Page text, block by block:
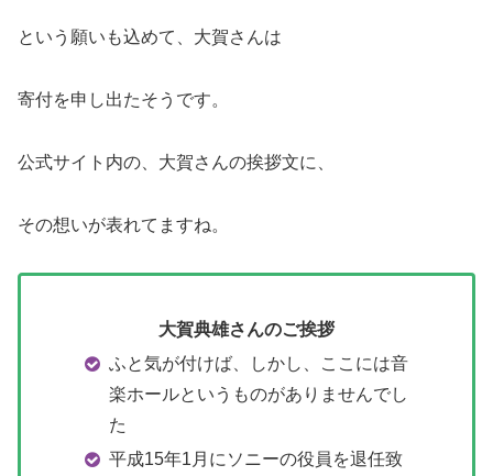
という願いも込めて、大賀さんは
寄付を申し出たそうです。
公式サイト内の、大賀さんの挨拶文に、
その想いが表れてますね。
大賀典雄さんのご挨拶
ふと気が付けば、しかし、ここには音
楽ホールというものがありませんでし
た
平成15年1月にソニーの役員を退任致